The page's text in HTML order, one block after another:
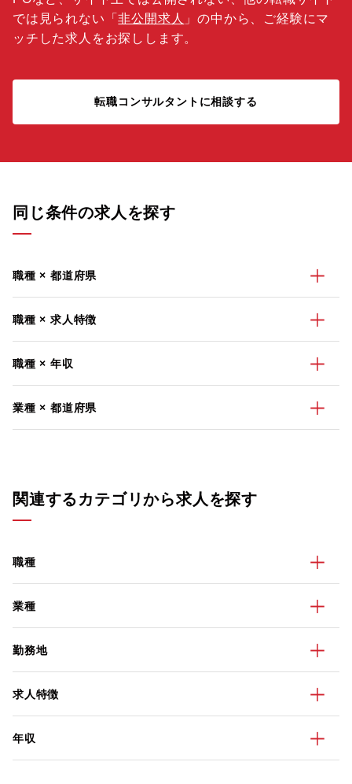
では見られない「非公開求人 」の中から、ご経験にマ
ッチした求人をお探しします。
転職コンサルタントに相談する
同じ条件の求人を探す
職種 × 都道府県
職種 × 求人特徴
職種 × 年収
業種 × 都道府県
関連するカテゴリから求人を探す
職種
業種
勤務地
求人特徴
年収